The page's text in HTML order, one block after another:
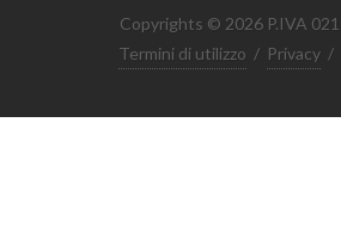
Copyrights © 2026 P.IVA
Termini di utilizzo / Privacy /